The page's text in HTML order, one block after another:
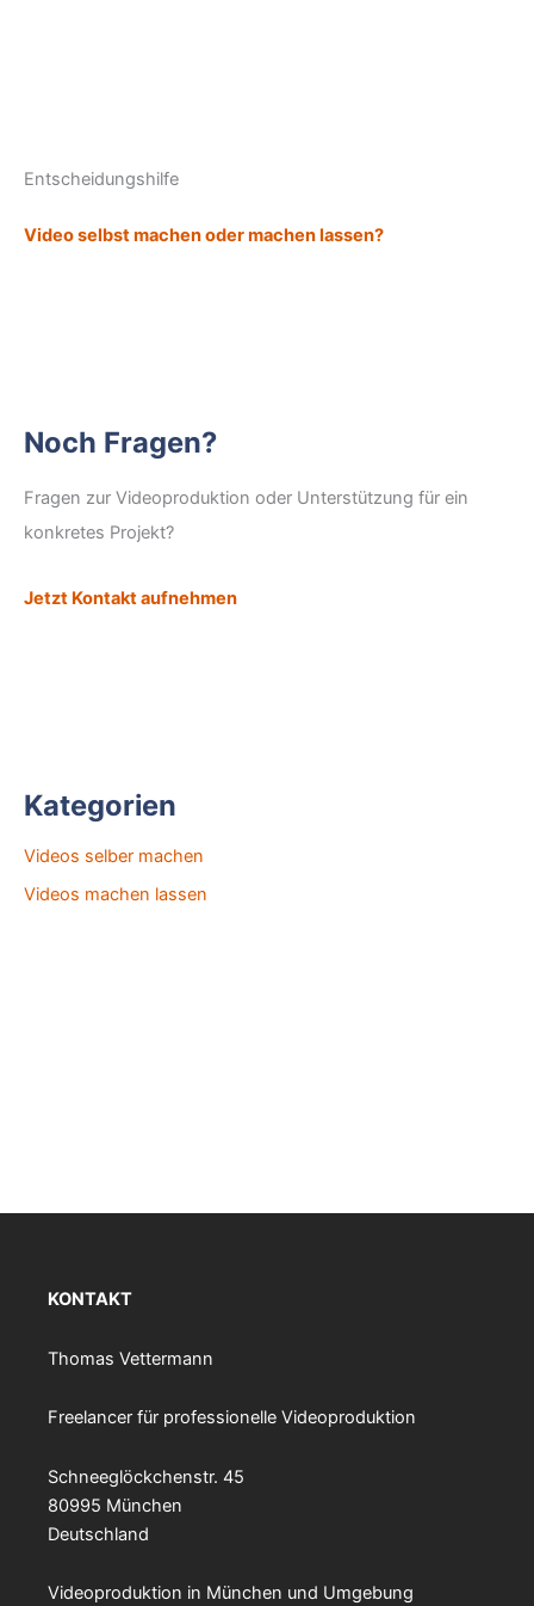
Entscheidungshilfe
Video selbst machen oder machen lassen?
Noch Fragen?
Fragen zur Videoproduktion oder Unterstützung für ein
konkretes Projekt?
Jetzt Kontakt aufnehmen
Kategorien
Videos selber machen
Videos machen lassen
KONTAKT
Thomas Vettermann
Freelancer für professionelle Videoproduktion
Schneeglöckchenstr. 45
80995 München
Deutschland
Videoproduktion in München und Umgebung